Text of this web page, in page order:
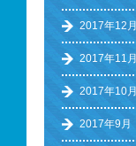
2017年12月
2017年11月
2017年10月
2017年9月